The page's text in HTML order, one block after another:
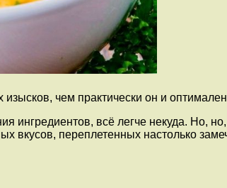
чем практически он и
всё легче некуда. Но, но,
вкусов, переплетенных настолько